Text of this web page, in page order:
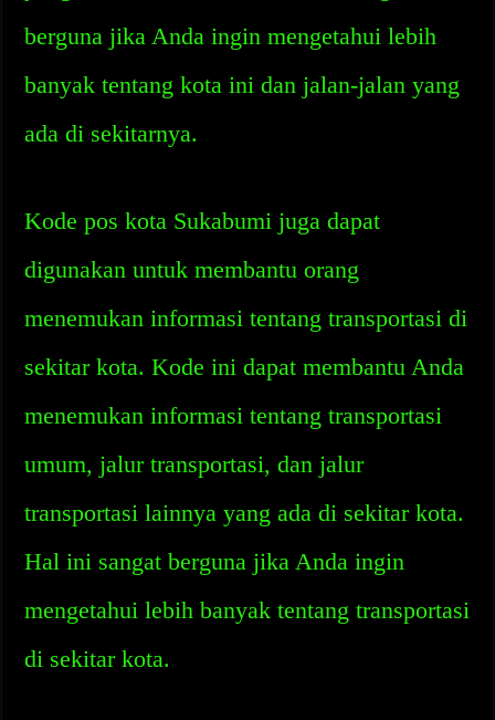
berguna jika Anda ingin mengetahui lebih
banyak tentang kota ini dan jalan-jalan yang
ada di sekitarnya.
Kode pos kota Sukabumi juga dapat
digunakan untuk membantu orang
menemukan informasi tentang transportasi di
sekitar kota. Kode ini dapat membantu Anda
menemukan informasi tentang transportasi
umum, jalur transportasi, dan jalur
transportasi lainnya yang ada di sekitar kota.
Hal ini sangat berguna jika Anda ingin
mengetahui lebih banyak tentang transportasi
di sekitar kota.